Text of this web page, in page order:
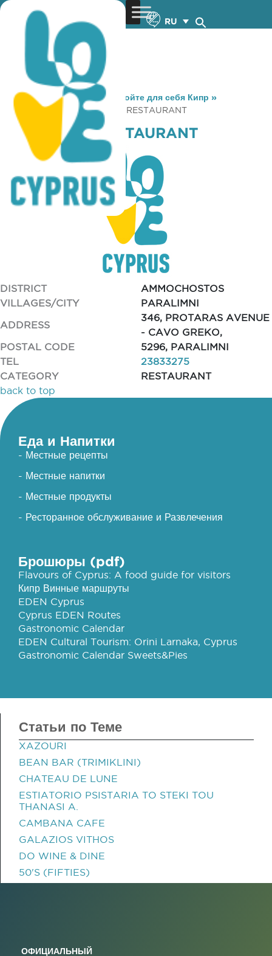
RU
You are here: Home »Откройте для себя Кипр »
Gastronomy
» RED INDIAN RESTAURANT
RED INDIAN RESTAURANT
DISTRICT
AMMOCHOSTOS
VILLAGES/CITY
PARALIMNI
ADDRESS
346, PROTARAS AVENUE
- CAVO GREKO,
POSTAL CODE
5296, PARALIMNI
TEL
23833275
CATEGORY
RESTAURANT
back to top
Еда и Напитки
- Местные рецепты
- Местные напитки
- Местные продукты
- Ресторанное обслуживание и Развлечения
Брошюры (pdf)
Flavours of Cyprus: A food guide for visitors
Кипр Винные маршруты
EDEN Cyprus
Cyprus EDEN Routes
Gastronomic Calendar
EDEN Cultural Tourism: Orini Larnaka, Cyprus
Gastronomic Calendar Sweets&Pies
Статьи по Теме
XAZOURI
BEAN BAR (TRIMIKLINI)
CHATEAU DE LUNE
ESTIATORIO PSISTARIA TO STEKI TOU
THANASI A.
CAMBANA CAFE
GALAZIOS VITHOS
DO WINE & DINE
50'S (FIFTIES)
ОФИЦИАЛЬНЫЙ